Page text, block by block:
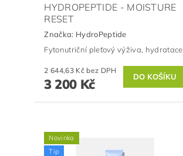
HYDROPEPTIDE - MOISTURE
RESET
Značka: HydroPeptide
Fytonutriční pleťový výživa, hydratace
2 644,63 Kč bez DPH
3 200 Kč
Novinka
Tip